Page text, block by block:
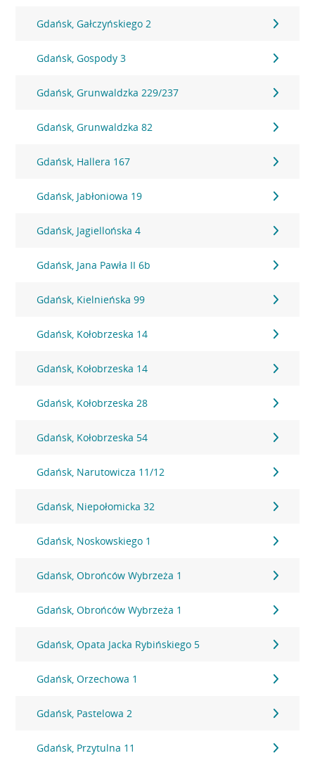
Gdańsk, Gałczyńskiego 2
Gdańsk, Gospody 3
Gdańsk, Grunwaldzka 229/237
Gdańsk, Grunwaldzka 82
Gdańsk, Hallera 167
Gdańsk, Jabłoniowa 19
Gdańsk, Jagiellońska 4
Gdańsk, Jana Pawła II 6b
Gdańsk, Kielnieńska 99
Gdańsk, Kołobrzeska 14
Gdańsk, Kołobrzeska 14
Gdańsk, Kołobrzeska 28
Gdańsk, Kołobrzeska 54
Gdańsk, Narutowicza 11/12
Gdańsk, Niepołomicka 32
Gdańsk, Noskowskiego 1
Gdańsk, Obrońców Wybrzeża 1
Gdańsk, Obrońców Wybrzeża 1
Gdańsk, Opata Jacka Rybińskiego 5
Gdańsk, Orzechowa 1
Gdańsk, Pastelowa 2
Gdańsk, Przytulna 11